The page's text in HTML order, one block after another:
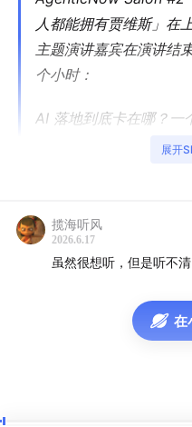
人都能拥有贾维斯」 在
主题演讲嘉宾在演讲结
个小时：
AI 落地到底卡在哪？一
对别人的价值到底是什
国，从 Vibe Coding 交
次卸载 OpenClaw ——
讲了三种撞墙姿势。
这不是一期讨论 AI 趋
造东西的人，把「老板
展开
揽海听风
2026.6.17
虽然很想听，但是听不清
在